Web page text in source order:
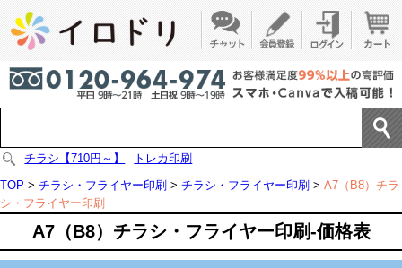
チラシ【710円～】
トレカ印刷
TOP > チラシ・フライヤー印刷 > チラシ・フライヤー印刷 > A7（B8）チラ
シ・フライヤー印刷
A7（B8）チラシ・フライヤー印刷-価格表